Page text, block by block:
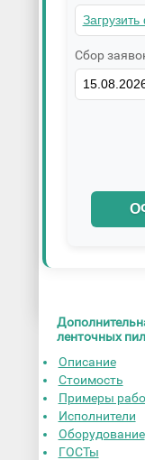
Сбор
ленточных пил
Описание
Стоимость
Примеры
Исполнители
Оборудование
ГОСТы